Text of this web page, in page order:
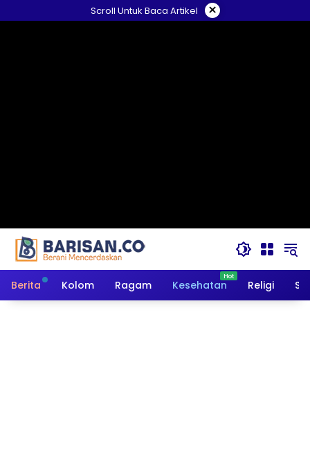
ke
Scroll Untuk Baca Artikel ×
Berita Kolom Ragam Kesehatan Religi